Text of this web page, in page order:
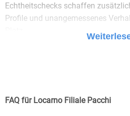
Echtheitschecks schaffen
Profile und unangemessenes
großen Wert auf
FAQ für Locarno Filiale Pacchi